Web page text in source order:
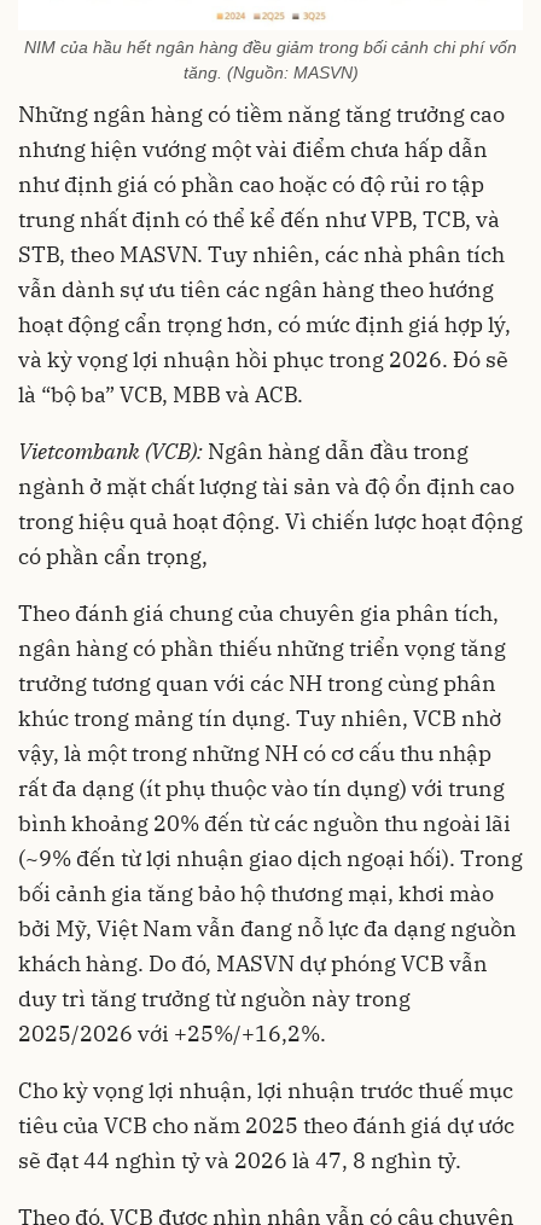
NIM của hầu hết ngân hàng đều giảm trong bối cảnh chi phí vốn
tăng. (Nguồn: MASVN)
Những ngân hàng có tiềm năng tăng trưởng cao
nhưng hiện vướng một vài điểm chưa hấp dẫn
như định giá có phần cao hoặc có độ rủi ro tập
trung nhất định có thể kể đến như VPB, TCB, và
STB, theo MASVN. Tuy nhiên, các nhà phân tích
vẫn dành sự ưu tiên các ngân hàng theo hướng
hoạt động cẩn trọng hơn, có mức định giá hợp lý,
và kỳ vọng lợi nhuận hồi phục trong 2026. Đó sẽ
là “bộ ba” VCB, MBB và ACB.
Vietcombank (VCB): Ngân hàng dẫn đầu trong
ngành ở mặt chất lượng tài sản và độ ổn định cao
trong hiệu quả hoạt động. Vì chiến lược hoạt động
có phần cẩn trọng,
Theo đánh giá chung của chuyên gia phân tích,
ngân hàng có phần thiếu những triển vọng tăng
trưởng tương quan với các NH trong cùng phân
khúc trong mảng tín dụng. Tuy nhiên, VCB nhờ
vậy, là một trong những NH có cơ cấu thu nhập
rất đa dạng (ít phụ thuộc vào tín dụng) với trung
bình khoảng 20% đến từ các nguồn thu ngoài lãi
(~9% đến từ lợi nhuận giao dịch ngoại hối). Trong
bối cảnh gia tăng bảo hộ thương mại, khơi mào
bởi Mỹ, Việt Nam vẫn đang nỗ lực đa dạng nguồn
khách hàng. Do đó, MASVN dự phóng VCB vẫn
duy trì tăng trưởng từ nguồn này trong
2025/2026 với +25%/+16,2%.
Cho kỳ vọng lợi nhuận, lợi nhuận trước thuế mục
tiêu của VCB cho năm 2025 theo đánh giá dự ước
sẽ đạt 44 nghìn tỷ và 2026 là 47, 8 nghìn tỷ.
Theo đó, VCB được nhìn nhận vẫn có câu chuyện